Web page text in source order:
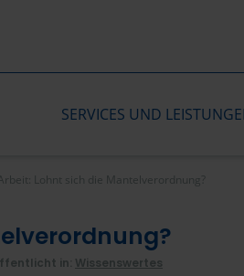
SERVICES UND
Lohnt sich die Mantelverordnung?
in: Wissenswertes